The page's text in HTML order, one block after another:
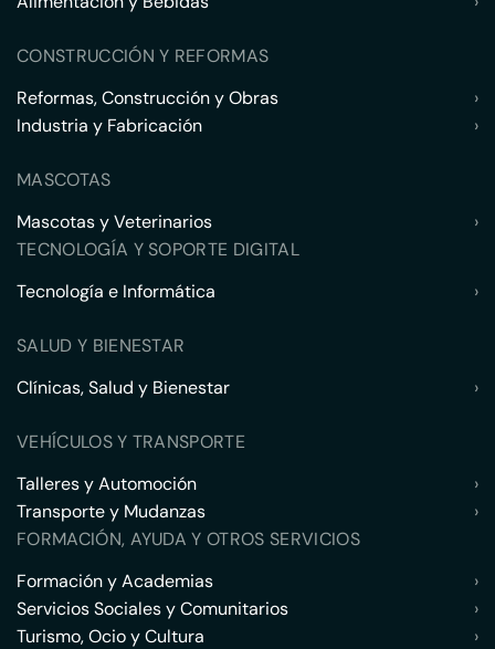
CONSTRUCCIÓN Y REFORMAS
Reformas, Construcción y Obras
›
Industria y Fabricación
›
MASCOTAS
Mascotas y Veterinarios
›
TECNOLOGÍA Y SOPORTE DIGITAL
Tecnología e Informática
›
SALUD Y BIENESTAR
Clínicas, Salud y Bienestar
›
VEHÍCULOS Y TRANSPORTE
Talleres y Automoción
›
Transporte y Mudanzas
›
FORMACIÓN, AYUDA Y OTROS SERVICIOS
Formación y Academias
›
Servicios Sociales y Comunitarios
›
Turismo, Ocio y Cultura
›